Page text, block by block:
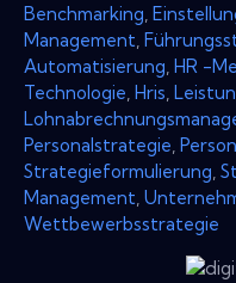
Benchmarking
Management
Automatisierung HR -
Technologie Hris
Personalstrategie
Strategieformulierung
Management
Wettbewerbsstrategie